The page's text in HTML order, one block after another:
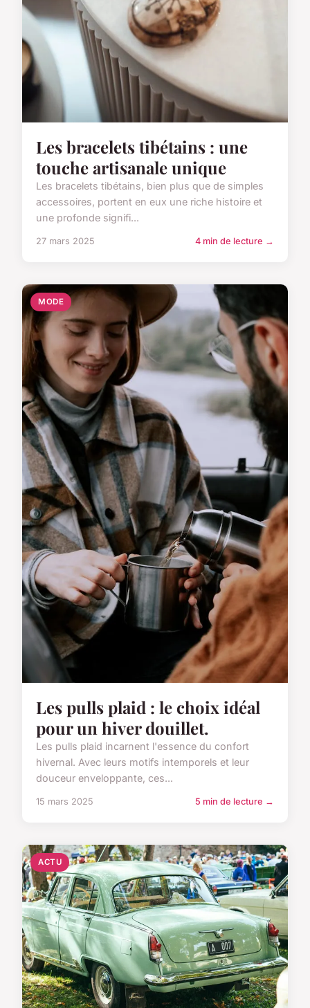
Les bracelets tibétains : une
touche artisanale unique
Les bracelets tibétains, bien plus que de simples
accessoires, portent en eux une riche histoire et
une profonde signifi...
27 mars 2025 4 min de lecture →
MODE
Les pulls plaid : le choix idéal
pour un hiver douillet.
Les pulls plaid incarnent l'essence du confort
hivernal. Avec leurs motifs intemporels et leur
douceur enveloppante, ces...
15 mars 2025 5 min de lecture →
ACTU